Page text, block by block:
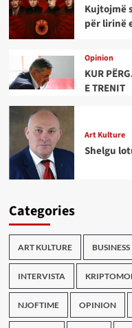
Kujtojmë
për lirinë
Opinion
KUR
E TRENIT
Art Kulture
Shelgu
Categories
ART KULTURE BUSINESS
INTERVISTA
NJOFTIME OPINION